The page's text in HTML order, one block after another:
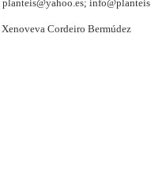
planteis@yahoo.es;
Cordeiro Bermúdez